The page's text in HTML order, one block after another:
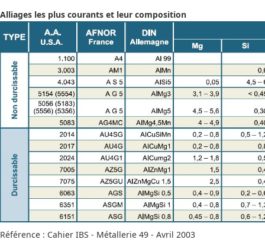
Alliages les plus courants et leur composition
Référence : Cahier IBS - Métallerie 49 - Avril 2003